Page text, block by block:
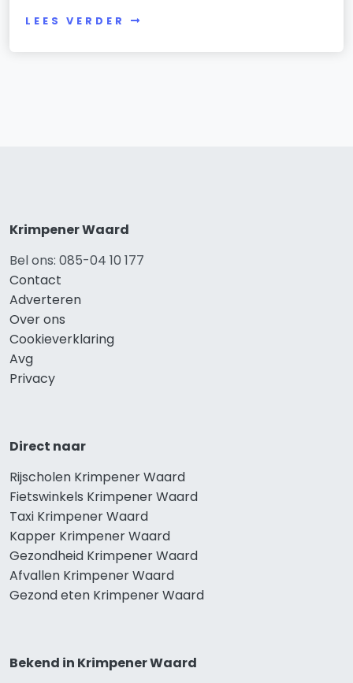
LEES VERDER
Krimpener Waard
Bel ons: 085-04 10 177
Contact
Adverteren
Over ons
Cookieverklaring
Avg
Privacy
Direct naar
Rijscholen Krimpener Waard
Fietswinkels Krimpener Waard
Taxi Krimpener Waard
Kapper Krimpener Waard
Gezondheid Krimpener Waard
Afvallen Krimpener Waard
Gezond eten Krimpener Waard
Bekend in Krimpener Waard